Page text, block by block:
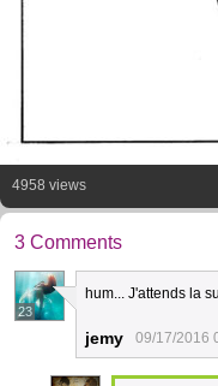
4958 views
3 Comments
23
hum... J'attends la
jemy 09/17/2016